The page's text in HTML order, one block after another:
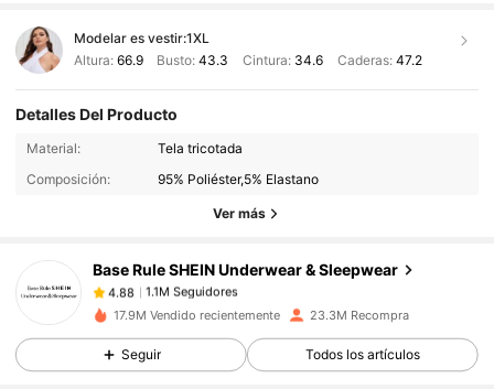
Modelar es vestir:1XL
Altura: 66.9 Busto:43.3 Cintura: 34.6 Caderas: 47.2
Detalles Del Producto
Material:
Tela tricotada
Composición:
95% Poliéster,5% Elastano
Ver más
Base Rule SHEIN Underwear & Sleepwear
1.1M Seguidores
1.1M Seguidores
M***apagóHace 2 horas
4.88 1.1M Seguidores
17.9M Vendido recientemente 23.3M Recompra
Seguir Todos los artículos